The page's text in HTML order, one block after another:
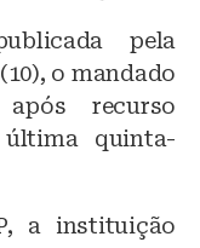
pela
o mandado
recurso
quinta-
a instituição